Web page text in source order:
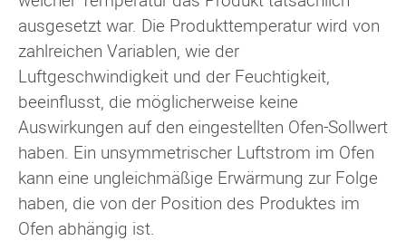
ausgesetzt war. Die Produkttemperatur wird von
zahlreichen Variablen, wie der
Luftgeschwindigkeit und der Feuchtigkeit,
beeinflusst, die möglicherweise keine
Auswirkungen auf den eingestellten Ofen-Sollwert
haben. Ein unsymmetrischer Luftstrom im Ofen
kann eine ungleichmäßige Erwärmung zur Folge
haben, die von der Position des Produktes im
Ofen abhängig ist.